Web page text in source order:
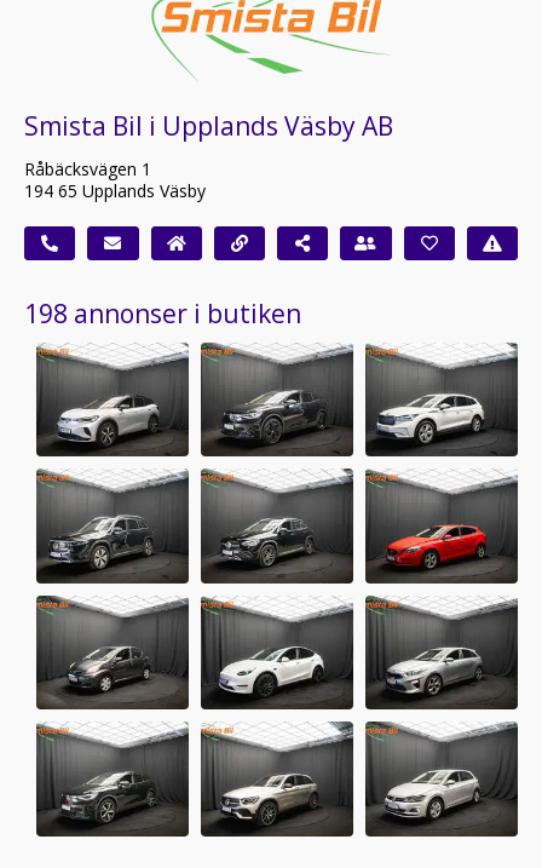
Smista Bil i Upplands Väsby AB
Råbäcksvägen 1
194 65 Upplands Väsby
198 annonser i butiken